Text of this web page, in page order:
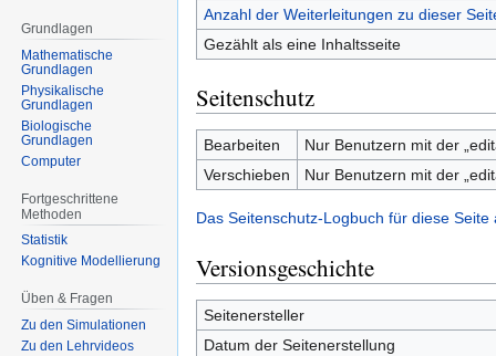
Anzahl der Weiterleitungen zu dieser
Gezählt als eine Inhaltsseite
Seitenschutz
Bearbeiten
Nur Benutzern mit der
Verschieben
Nur Benutzern mit der
Das Seitenschutz-Logbuch für diese Seite
Versionsgeschichte
Seitenersteller
Datum der Seitenerstellung
Grundlagen
Mathematische
Grundlagen
Physikalische
Grundlagen
Biologische
Grundlagen
Computer
Fortgeschrittene
Methoden
Statistik
Kognitive Modellierung
Üben & Fragen
Zu den Simulationen
Zu den Lehrvideos